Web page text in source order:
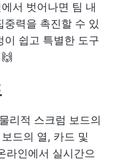
서 벗어나면 팀 내
중력을 촉진할 수 있
이 쉽고 특별한 도구
리적 스크럼 보드의
드의 열, 카드 및
라인에서 실시간으